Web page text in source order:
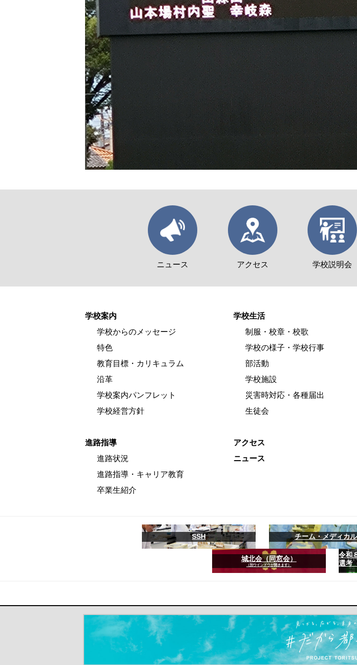
ニュース アクセス 学校説明会
学校案内
学校からのメッセージ
特色
教育目標・カリキュラム
沿革
学校案内パンフレット
学校経営方針
学校生活
制服・校章・校歌
学校の様子・学校行事
部活動
学校施設
災害時対応・各種届出
生徒会
進路指導
進路状況
進路指導・キャリア教育
卒業生紹介
アクセス
ニュース
SSH チーム・メディカル
城北会（同窓会）
（別ウインドウが開きます）
令和
選考
＃だから都立高（別ウインドウが開きます）